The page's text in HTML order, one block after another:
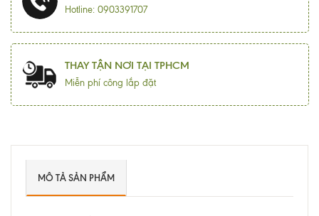
Hotline: 0903391707
THAY TẬN NƠI TẠI TPHCM
Miễn phí công lắp đặt
MÔ TẢ SẢN PHẨM